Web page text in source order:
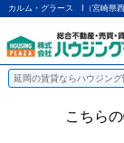
延岡の賃貸ならハウジン
こちら